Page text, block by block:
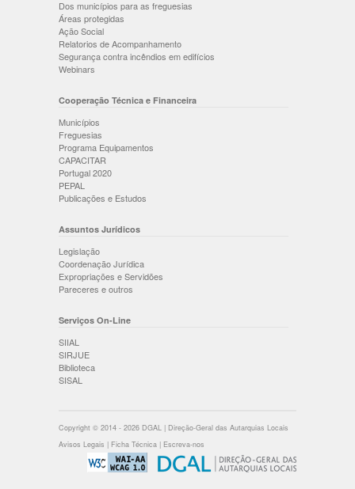
Dos municípios para as freguesias
Áreas protegidas
Ação Social
Relatorios de Acompanhamento
Segurança contra incêndios em edifícios
Webinars
Cooperação Técnica e Financeira
Municípios
Freguesias
Programa Equipamentos
CAPACITAR
Portugal 2020
PEPAL
Publicações e Estudos
Assuntos Jurídicos
Legislação
Coordenação Jurídica
Expropriações e Servidões
Pareceres e outros
Serviços On-Line
SIIAL
SIRJUE
Biblioteca
SISAL
Copyright © 2014 - 2026 DGAL | Direção-Geral das Autarquias Locais
Avisos Legais | Ficha Técnica | Escreva-nos